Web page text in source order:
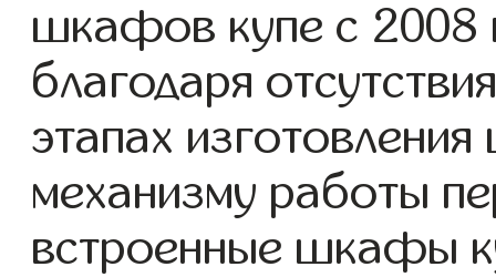
шкафов купе с 2008
благодаря
этапах
механизму работы
встроенные шкафы